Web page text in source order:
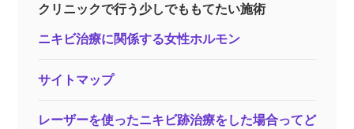
クリニックで行う少しでももてたい施術
ニキビ治療に関係する女性ホルモン
サイトマップ
レーザーを使ったニキビ跡治療をした場合ってど